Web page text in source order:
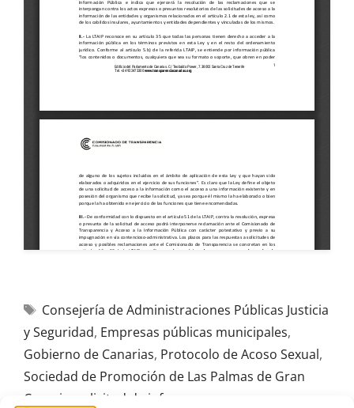
Consejería de Administraciones Públicas Justicia
y Seguridad, Empresas públicas municipales,
Gobierno de Canarias, Protocolo de Acoso Sexual,
Sociedad de Promoción de Las Palmas de Gran
Canaria
solicitud de informes